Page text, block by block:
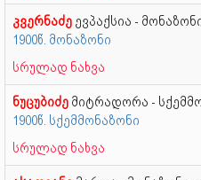
კვერნაძე ევპაქსია -
1900წ. მონაზონი
სრულად ნახვა
ნუცუბიძე მიტრადორა -
1900წ. სქემმონაზონი
სრულად ნახვა